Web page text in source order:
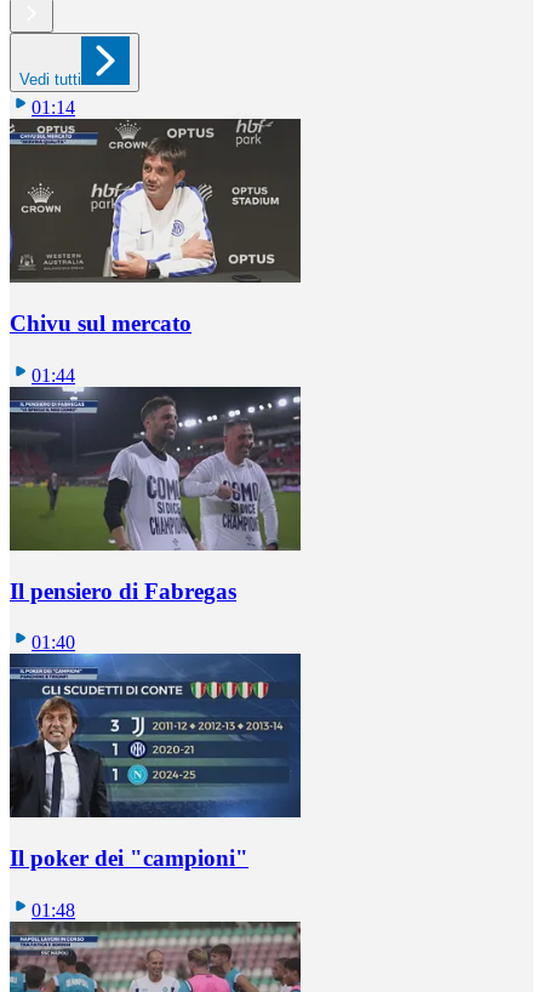
Vedi tutti
01:14
Chivu sul mercato
01:44
Il pensiero di Fabregas
01:40
Il poker dei "campioni"
01:48